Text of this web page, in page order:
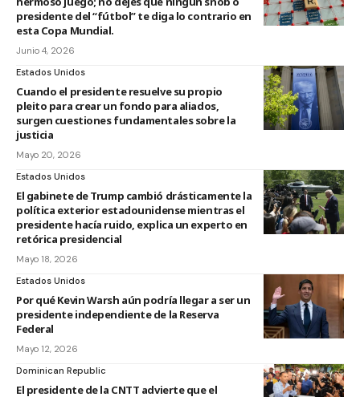
presidente del “fútbol” te diga lo contrario en
esta Copa Mundial.
Junio 4, 2026
Estados Unidos
Cuando el presidente resuelve su propio
pleito para crear un fondo para aliados,
surgen cuestiones fundamentales sobre la
justicia
Mayo 20, 2026
Estados Unidos
El gabinete de Trump cambió drásticamente la
política exterior estadounidense mientras el
presidente hacía ruido, explica un experto en
retórica presidencial
Mayo 18, 2026
Estados Unidos
Por qué Kevin Warsh aún podría llegar a ser un
presidente independiente de la Reserva
Federal
Mayo 12, 2026
Dominican Republic
El presidente de la CNTT advierte que el